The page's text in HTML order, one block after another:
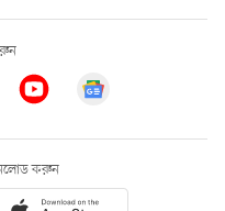
করুন